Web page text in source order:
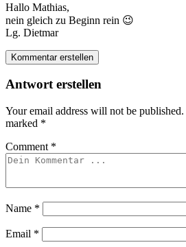
Hallo Mathias,
nein gleich zu Beginn rein 😉
Lg. Dietmar
Kommentar erstellen
Antwort erstellen
Your email address will not be published.
marked *
Comment *
Name *
Email *